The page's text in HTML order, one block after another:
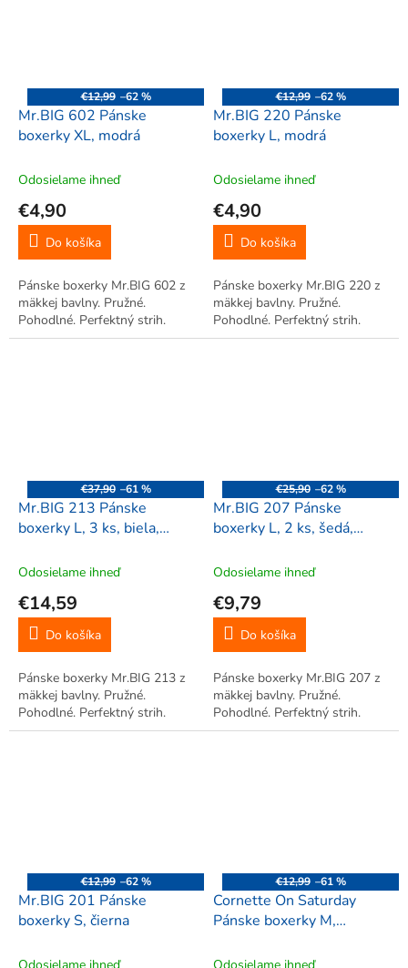
€12,99 –62 %
Mr.BIG 602 Pánske
boxerky XL, modrá
Odosielame ihneď
€4,90
Do košíka
Pánske boxerky Mr.BIG 602 z
mäkkej bavlny. Pružné.
Pohodlné. Perfektný strih.
€12,99 –62 %
Mr.BIG 220 Pánske
boxerky L, modrá
Odosielame ihneď
€4,90
Do košíka
Pánske boxerky Mr.BIG 220 z
mäkkej bavlny. Pružné.
Pohodlné. Perfektný strih.
€37,90 –61 %
Mr.BIG 213 Pánske
boxerky L, 3 ks, biela,
Odosielame ihneď
€14,59
Do košíka
Pánske boxerky Mr.BIG 213 z
mäkkej bavlny. Pružné.
Pohodlné. Perfektný strih.
€25,90 –62 %
Mr.BIG 207 Pánske
boxerky L, 2 ks, šedá,
Odosielame ihneď
€9,79
Do košíka
Pánske boxerky Mr.BIG 207 z
mäkkej bavlny. Pružné.
Pohodlné. Perfektný strih.
€12,99 –62 %
Mr.BIG 201 Pánske
boxerky S, čierna
€12,99 –61 %
Cornette On Saturday
Pánske boxerky M,